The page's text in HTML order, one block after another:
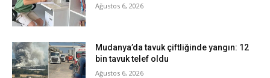
Ağustos 6, 2026
Mudanya’da tavuk çiftliğinde yangın: 12
bin tavuk telef oldu
Ağustos 6, 2026